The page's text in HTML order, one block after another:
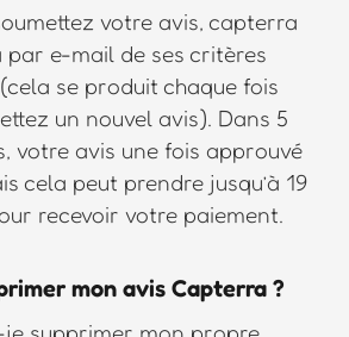
votre avis, capterra
e-mail de ses critères
se produit chaque fois
un nouvel avis). Dans 5
votre avis une fois approuvé
cela peut prendre jusqu’à 19
recevoir votre paiement.
mon avis Capterra ?
supprimer mon propre